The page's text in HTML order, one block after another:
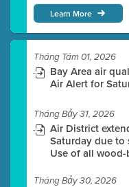
Learn More
Tháng Tám 01, 2026
Bay Area air
Air Alert for
Tháng Bảy 31, 2026
Air District
Saturday due to
Use of all
Tháng Bảy 30, 2026